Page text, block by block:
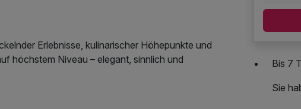
Erlebnisse, kulinarischer Höhepunkte und
höchstem Niveau – elegant, sinnlich und
Bis 7
Sie